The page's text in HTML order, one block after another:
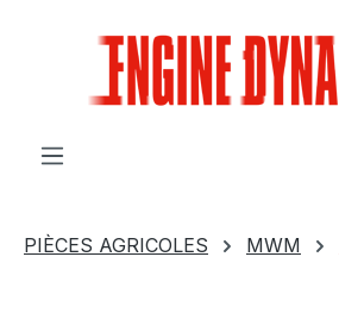
PIÈCES AGRICOLES MWM